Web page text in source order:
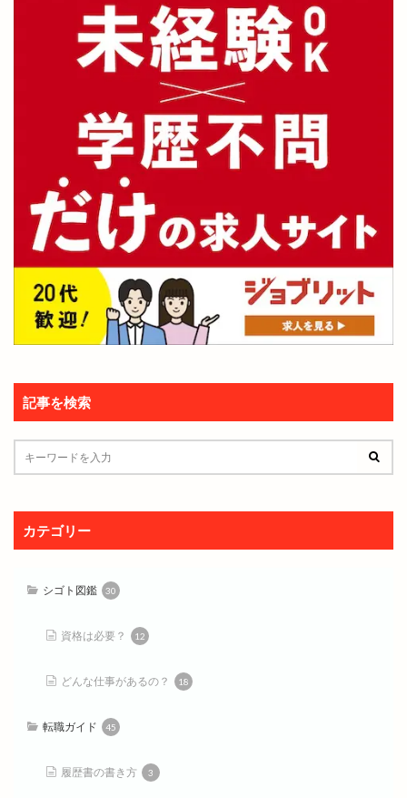
記事を検索
カテゴリー
シゴト図鑑 30
資格は必要？ 12
どんな仕事があるの？ 18
転職ガイド 45
履歴書の書き方 3